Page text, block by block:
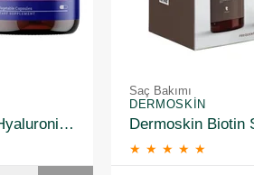
Dermoskin Nutrafarm Hyaluronic Acid 60 Mg
Saç Bakımı
DERMOSKIN
★ ★ ★ ★ ★